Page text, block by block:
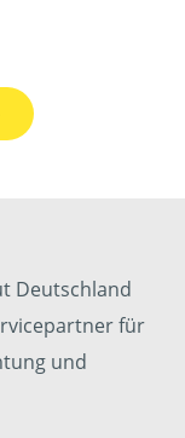
Deutschland
für
und